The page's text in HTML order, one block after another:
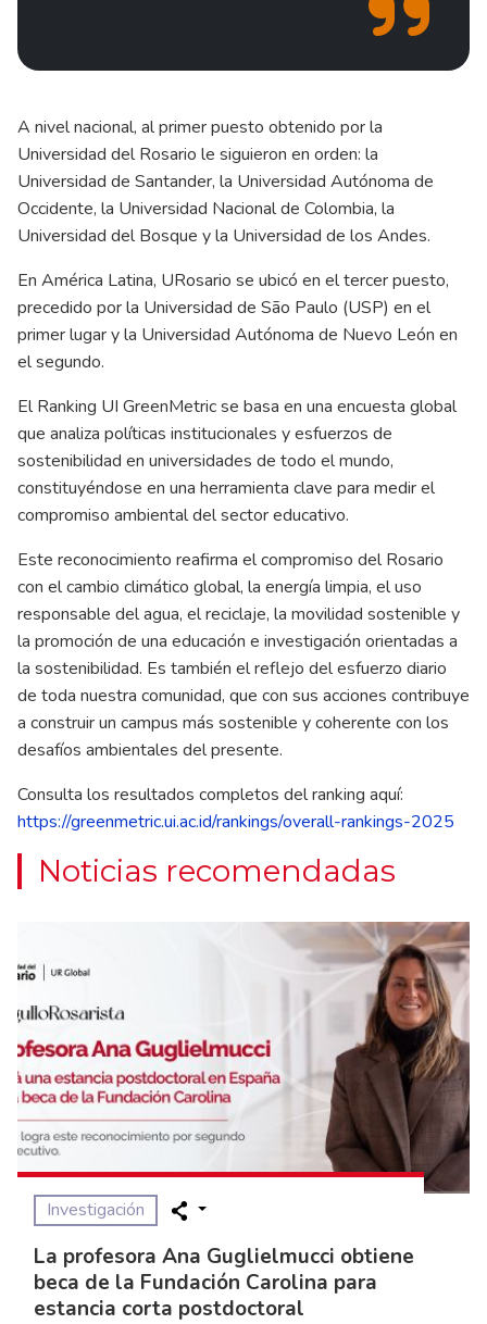
A nivel nacional, al primer puesto obtenido por la
Universidad del Rosario le siguieron en orden: la
Universidad de Santander, la Universidad Autónoma de
Occidente, la Universidad Nacional de Colombia, la
Universidad del Bosque y la Universidad de los Andes.
En América Latina, URosario se ubicó en el tercer puesto,
precedido por la Universidad de São Paulo (USP) en el
primer lugar y la Universidad Autónoma de Nuevo León en
el segundo.
El Ranking UI GreenMetric se basa en una encuesta global
que analiza políticas institucionales y esfuerzos de
sostenibilidad en universidades de todo el mundo,
constituyéndose en una herramienta clave para medir el
compromiso ambiental del sector educativo.
Este reconocimiento reafirma el compromiso del Rosario
con el cambio climático global, la energía limpia, el uso
responsable del agua, el reciclaje, la movilidad sostenible y
la promoción de una educación e investigación orientadas a
la sostenibilidad. Es también el reflejo del esfuerzo diario
de toda nuestra comunidad, que con sus acciones contribuye
a construir un campus más sostenible y coherente con los
desafíos ambientales del presente.
Consulta los resultados completos del ranking aquí:
https://greenmetric.ui.ac.id/rankings/overall-rankings-2025
Noticias recomendadas
Investigación
La profesora Ana Guglielmucci obtiene
beca de la Fundación Carolina para
estancia corta postdoctoral